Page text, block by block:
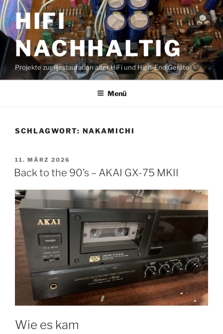
Zum
Inhalt
springenHIFI
NACHHALTIG
Projekte zur Restauration alter HiFi und High-End Geräte
Menü
SCHLAGWORT: NAKAMICHI
VERÖFFENTLICHT
AM
11. MÄRZ 2026
Back to the 90’s – AKAI GX-75 MKII
Wie es kam